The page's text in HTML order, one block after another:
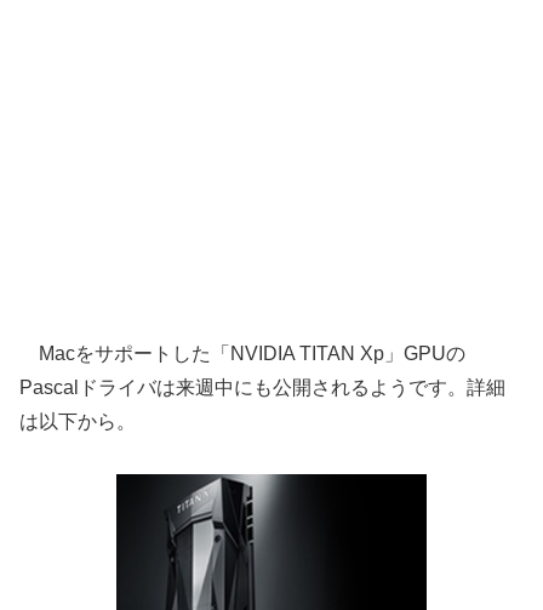
Macをサポートした「NVIDIA TITAN Xp」GPUの
Pascalドライバは来週中にも公開されるようです。詳細
は以下から。